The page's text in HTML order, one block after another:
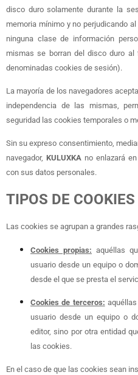
disco duro solamente durante la
memoria mínimo y no perjudicando
ninguna clase de información
mismas se borran del disco duro al
denominadas cookies de sesión).
La mayoría de los navegadores
independencia de las mismas,
seguridad las cookies temporales o
Sin su expreso consentimiento,
navegador, KULUXKA no enlazará
con sus datos personales.
TIPOS DE COOKIES
Las cookies se agrupan a grandes
Cookies propias: aquéllas
usuario desde un equipo o
desde el que se presta el
Cookies de terceros:
usuario desde un equipo o
editor, sino por otra entidad
las cookies.
En el caso de que las cookies sean